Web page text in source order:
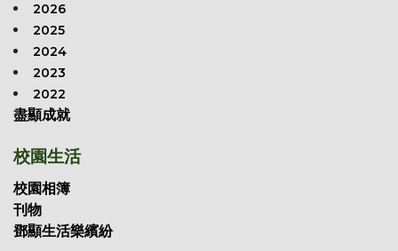
2026
2025
2024
2023
2022
盡顯成就
校園生活
校園相簿
刊物
鄧顯生活樂繽紛